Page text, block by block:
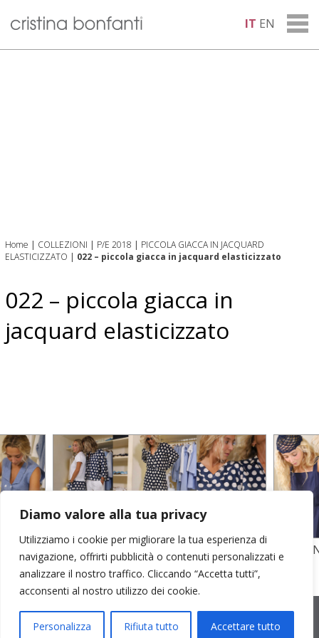
Diamo valore alla tua privacy
Utilizziamo i cookie per migliorare la tua esperienza di
navigazione, offrirti pubblicità o contenuti personalizzati e
analizzare il nostro traffico. Cliccando “Accetta tutti”,
acconsenti al nostro utilizzo dei cookie.
Personalizza Rifiuta tutto Accettare tutto
IT EN
Home | COLLEZIONI | P/E 2018 | PICCOLA GIACCA IN JACQUARD
ELASTICIZZATO | 022 – piccola giacca in jacquard elasticizzato
022 – piccola giacca in
jacquard elasticizzato
STAMPA SU CREPE SETA E POPELINE
COTONE
GARZA
Bernareggio MB | sede legale: via Duca degli Abruzzi 7/A, 20871
Vimercate MB | r.e.a.: MB-2559099 | C.F / P.IVA IT10810090968 |